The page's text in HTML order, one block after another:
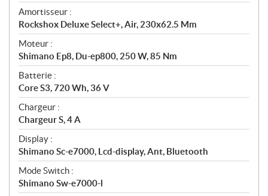
Amortisseur :
Rockshox Deluxe Select+, Air, 230x62.5 Mm
Moteur :
Shimano Ep8, Du-ep800, 250 W, 85 Nm
Batterie :
Core S3, 720 Wh, 36 V
Chargeur :
Chargeur S, 4 A
Display :
Shimano Sc-e7000, Lcd-display, Ant, Bluetooth
Mode Switch :
Shimano Sw-e7000-l